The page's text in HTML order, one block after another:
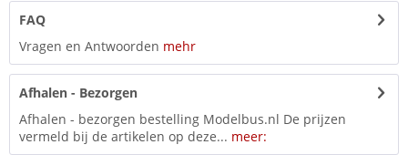
FAQ
Vragen en Antwoorden mehr
Afhalen - Bezorgen
Afhalen - bezorgen bestelling Modelbus.nl De prijzen
vermeld bij de artikelen op deze... meer: